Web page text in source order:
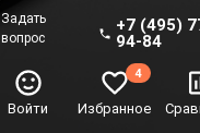
Задать
вопрос
+7 (495)
94-84
Войти Избранное
4